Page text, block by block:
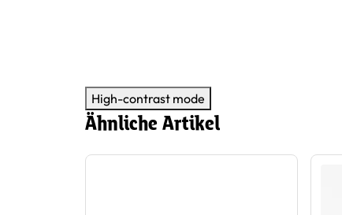
High-contrast mode
Ähnliche Artikel